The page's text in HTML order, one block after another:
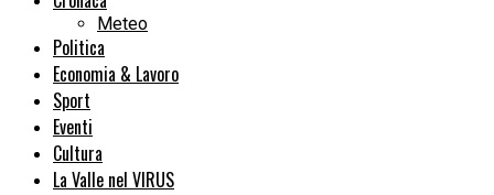
Meteo
Politica
Economia & Lavoro
Sport
Eventi
Cultura
La Valle nel VIRUS